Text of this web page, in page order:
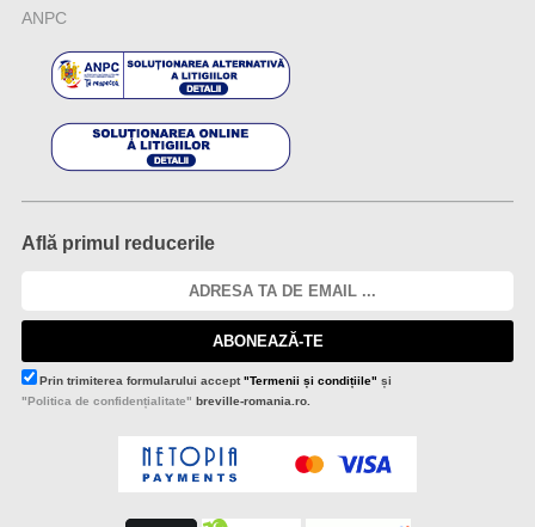
ANPC
Află primul reducerile
ABONEAZĂ-TE
Prin trimiterea formularului accept"Termenii și condițiile" și
"Politica de confidențialitate" breville-romania.ro.